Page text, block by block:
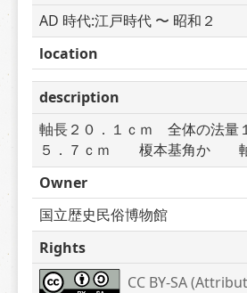
AD 時代:江戸時代 〜 昭和２
location
description
軸長２０．１ｃｍ　全体の法量
５．７ｃｍ　　榎本基角か　　
Owner
国立歴史民俗博物館
Rights
CC BY-SA